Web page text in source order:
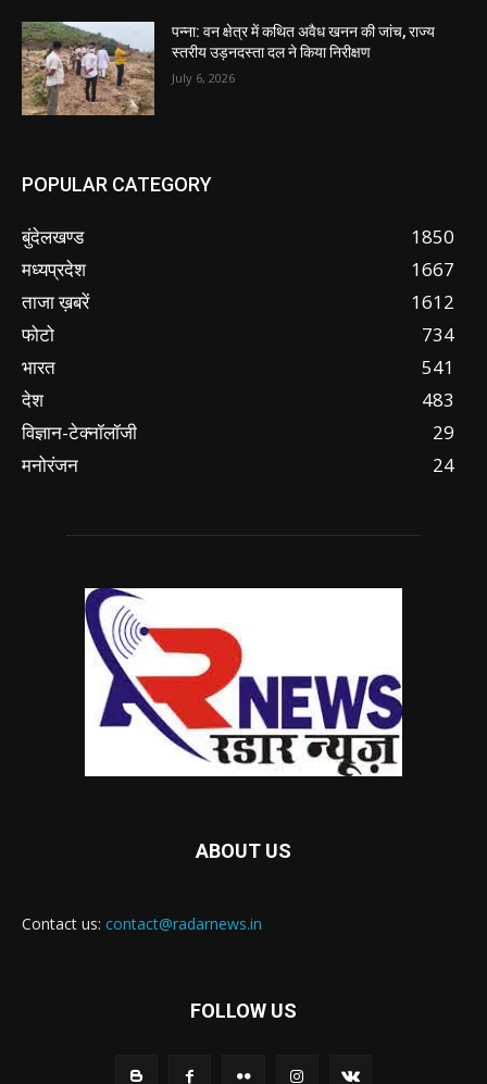
पन्ना: वन क्षेत्र में कथित अवैध खनन की जांच, राज्य
स्तरीय उड़नदस्ता दल ने किया निरीक्षण
July 6, 2026
POPULAR CATEGORY
बुंदेलखण्ड
1850
मध्यप्रदेश
1667
ताजा ख़बरें
1612
फोटो
734
भारत
541
देश
483
विज्ञान-टेक्नॉलॉजी
29
मनोरंजन
24
ABOUT US
Contact us: contact@radarnews.in
FOLLOW US